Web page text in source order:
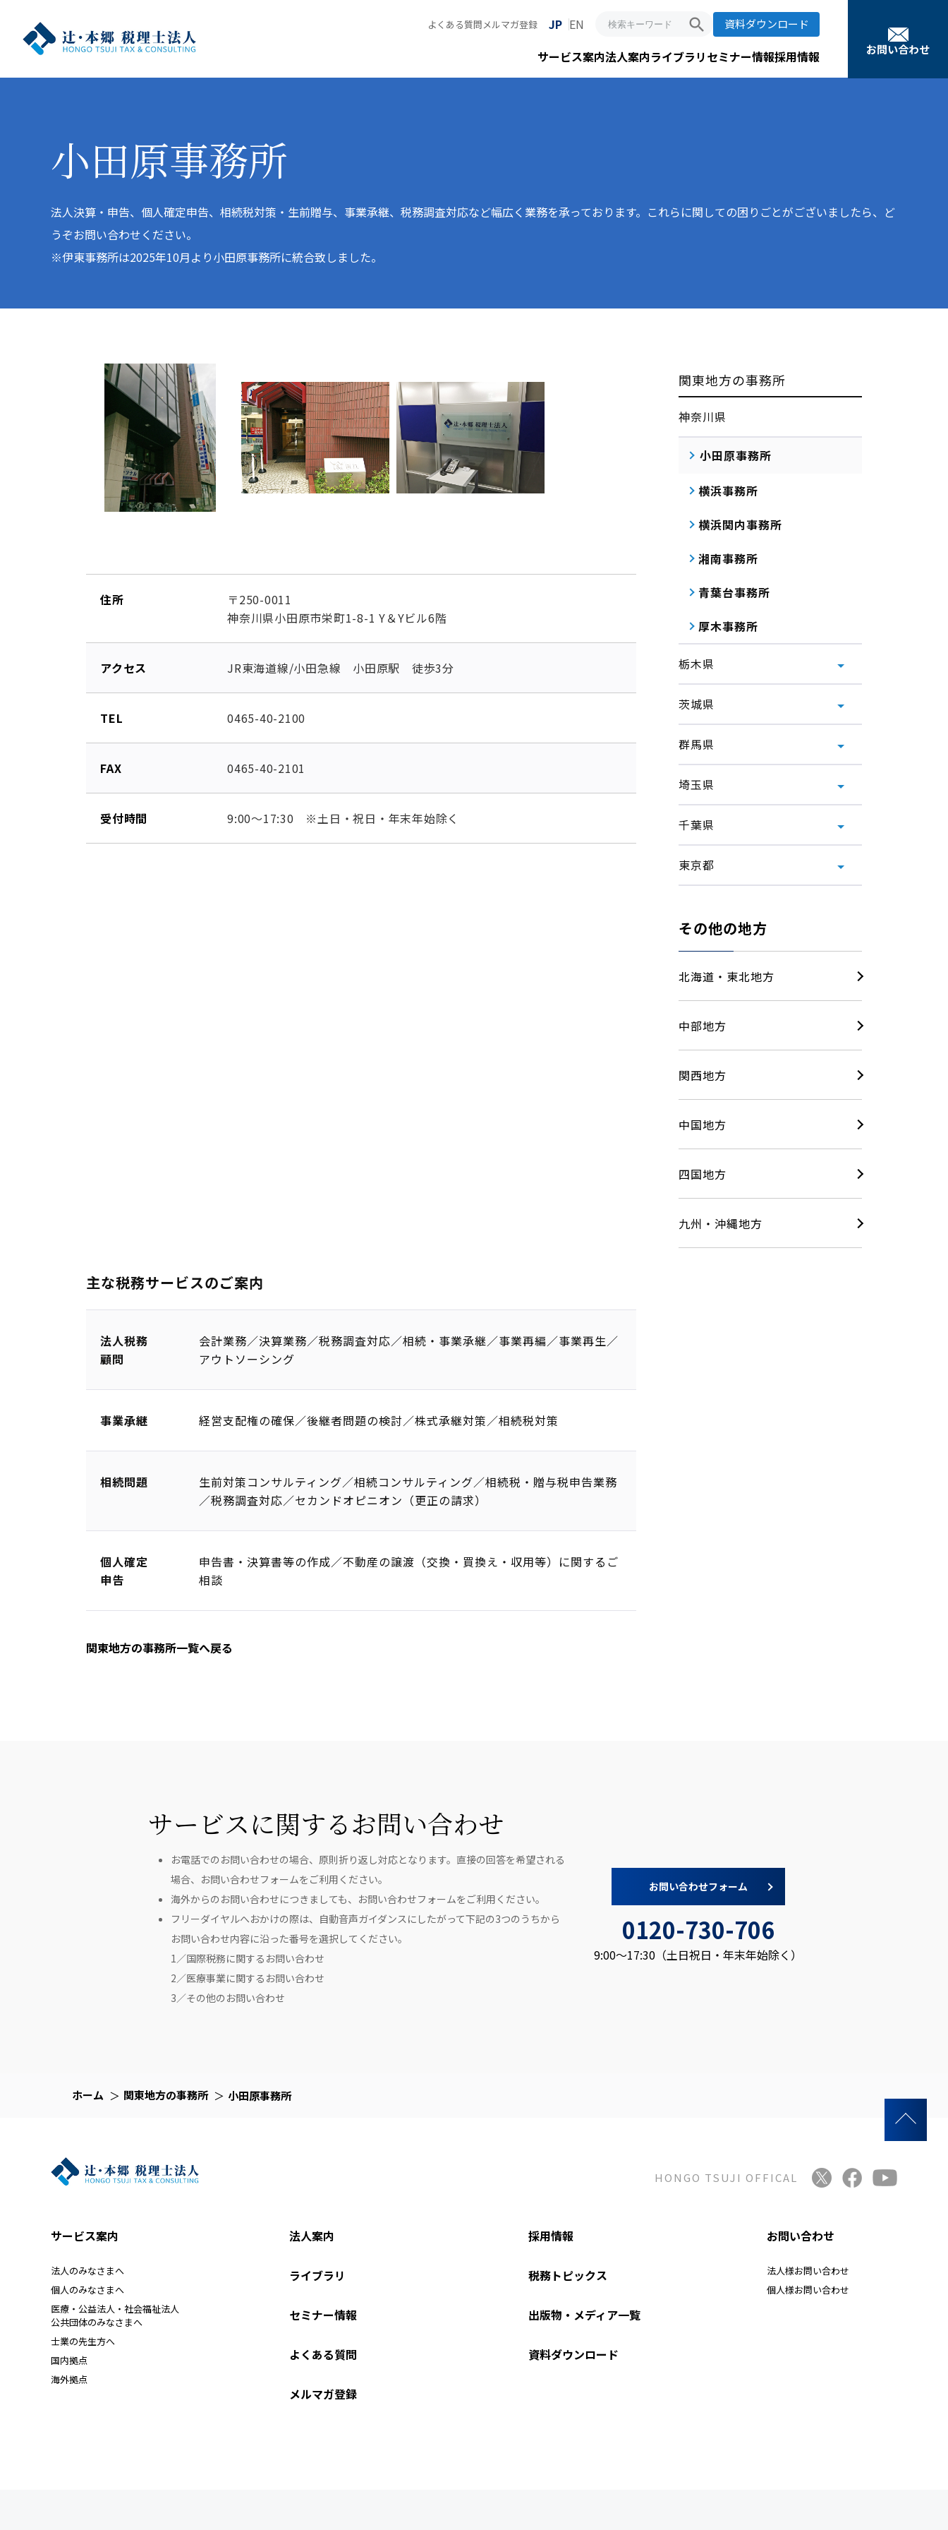
よくある質問 メルマガ登録 JP EN search 資料ダウンロード
サービス案内法人案内ライブラリセミナー情報採用情報 お問い合わせ
小田原事務所
法人決算・申告、個人確定申告、相続税対策・生前贈与、事業承継、税務調査対応など幅広く業務を承っております。これらに関しての困りごとがございましたら、ど
うぞお問い合わせください。
※伊東事務所は2025年10月より小田原事務所に統合致しました。
住所
〒250-0011
神奈川県小田原市栄町1-8-1 Y＆Yビル6階
アクセス JR東海道線/小田急線 小田原駅 徒歩3分
TEL 0465-40-2100
FAX 0465-40-2101
受付時間 9:00～17:30 ※土日・祝日・年末年始除く
主な税務サービスのご案内
法人税務
顧問
会計業務／決算業務／税務調査対応／相続・事業承継／事業再編／事業再生／
アウトソーシング
事業承継 経営支配権の確保／後継者問題の検討／株式承継対策／相続税対策
相続問題
生前対策コンサルティング／相続コンサルティング／相続税・贈与税申告業務
／税務調査対応／セカンドオピニオン（更正の請求）
個人確定
申告
申告書・決算書等の作成／不動産の譲渡（交換・買換え・収用等）に関するご
相談
関東地方の事務所一覧へ戻る
関東地方の事務所
神奈川県
小田原事務所
横浜事務所
横浜関内事務所
湘南事務所
青葉台事務所
厚木事務所
栃木県
茨城県
群馬県
埼玉県
千葉県
東京都
その他の地方
北海道・東北地方
中部地方
関西地方
中国地方
四国地方
九州・沖縄地方
サービスに関するお問い合わせ
お電話でのお問い合わせの場合、原則折り返し対応となります。直接の回答を希望される
場合、お問い合わせフォームをご利用ください。
海外からのお問い合わせにつきましても、お問い合わせフォームをご利用ください。
フリーダイヤルへおかけの際は、自動音声ガイダンスにしたがって下記の3つのうちから
お問い合わせ内容に沿った番号を選択してください。
1／国際税務に関するお問い合わせ
2／医療事業に関するお問い合わせ
3／その他のお問い合わせ
お問い合わせフォーム
0120-730-706
9:00～17:30（土日祝日・年末年始除く）
ホーム 関東地方の事務所 小田原事務所
HONGO TSUJI OFFICAL
サービス案内
法人のみなさまへ
個人のみなさまへ
医療・公益法人・社会福祉法人
公共団体のみなさまへ
士業の先生方へ
国内拠点
海外拠点
法人案内
ライブラリ
セミナー情報
よくある質問
メルマガ登録
採用情報
税務トピックス
出版物・メディア一覧
資料ダウンロード
お問い合わせ
法人様お問い合わせ
個人様お問い合わせ